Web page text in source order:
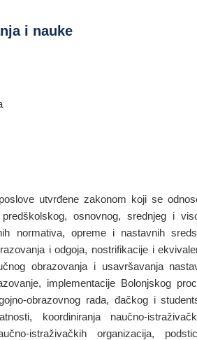
i nauke
utvrđene zakonom koji se
osnovnog, srednjeg i
normativa, opreme i nastavnih
i odgoja, nostrifikacije i
obrazovanja i usavršavanja
implementacije Bolonjskog
obrazovnog rada, đačkog i
koordiniranja naučno-
istraživačkih organizacija,